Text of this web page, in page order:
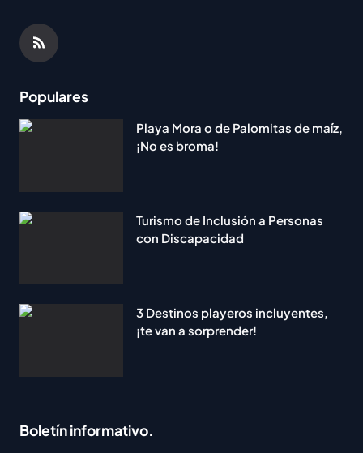
Populares
Playa Mora o de Palomitas de maíz,
¡No es broma!
Turismo de Inclusión a Personas
con Discapacidad
3 Destinos playeros incluyentes,
¡te van a sorprender!
Boletín informativo.